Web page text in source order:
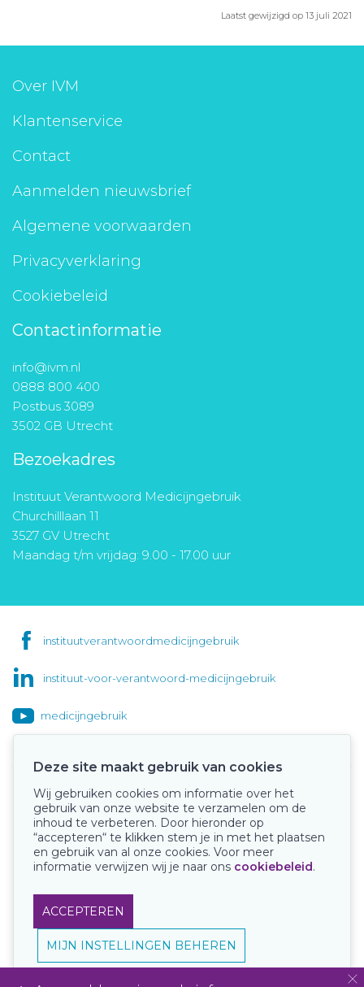
Laatst gewijzigd op 13 juli 2021
Over IVM
Klantenservice
Contact
Aanmelden nieuwsbrief
Algemene voorwaarden
Privacyverklaring
Cookiebeleid
Contactinformatie
info@ivm.nl
0888 800 400
Postbus 3089
3502 GB Utrecht
Bezoekadres
Instituut Verantwoord Medicijngebruik
Churchilllaan 11
3527 GV Utrecht
Maandag t/m vrijdag: 9.00 - 17.00 uur
instituutverantwoordmedicijngebruik
instituut-voor-verantwoord-medicijngebruik
medicijngebruik
Onze keurmerken
Deze site maakt gebruik van cookies
Wij gebruiken cookies om informatie over het
gebruik van onze website te verzamelen om de
inhoud te verbeteren. Door hieronder op
“accepteren“ te klikken stem je in met het plaatsen
en gebruik van al onze cookies. Voor meer
informatie verwijzen wij je naar ons cookiebeleid.
ACCEPTEREN
MIJN INSTELLINGEN BEHEREN